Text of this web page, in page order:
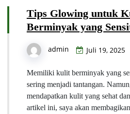
Tips Glowing untuk
Berminyak yang
admin Juli 19, 2025
Memiliki kulit berminyak yang
sering menjadi tantangan.
mendapatkan kulit yang sehat
artikel ini, saya akan